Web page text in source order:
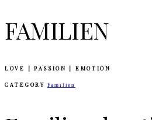
FAMILIEN
LOVE | PASSION | EMOTION
CATEGORY Familien